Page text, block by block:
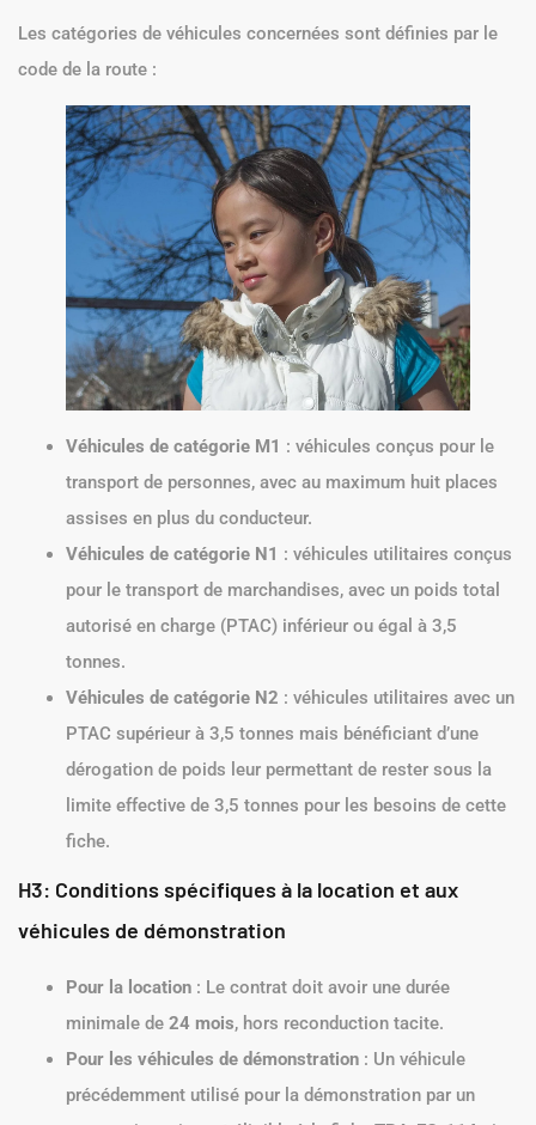
Les catégories de véhicules concernées sont définies par le
code de la route :
Véhicules de catégorie M1 : véhicules conçus pour le
transport de personnes, avec au maximum huit places
assises en plus du conducteur.
Véhicules de catégorie N1 : véhicules utilitaires conçus
pour le transport de marchandises, avec un poids total
autorisé en charge (PTAC) inférieur ou égal à 3,5
tonnes.
Véhicules de catégorie N2 : véhicules utilitaires avec un
PTAC supérieur à 3,5 tonnes mais bénéficiant d’une
dérogation de poids leur permettant de rester sous la
limite effective de 3,5 tonnes pour les besoins de cette
fiche.
H3: Conditions spécifiques à la location et aux
véhicules de démonstration
Pour la location : Le contrat doit avoir une durée
minimale de 24 mois, hors reconduction tacite.
Pour les véhicules de démonstration : Un véhicule
précédemment utilisé pour la démonstration par un